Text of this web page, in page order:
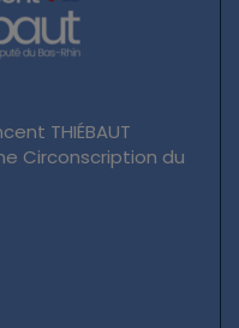
THIÉBAUT
Circonscription du